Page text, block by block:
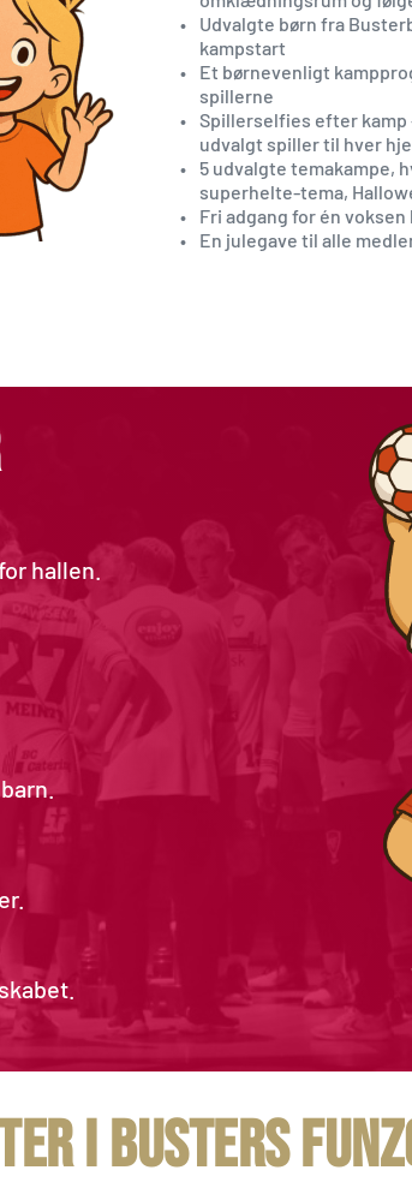
Udvalgte børn fra
kampstart
Et børnevenligt
spillerne
Spillerselfies efter kamp
udvalgt spiller til hver
5 udvalgte temakampe,
superhelte-tema,
Fri adgang for én
En julegave til alle
hallen.
i busters